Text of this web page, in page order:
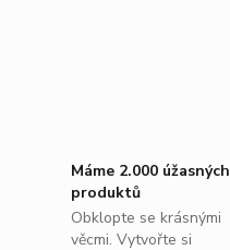
Máme 2.000 úžasných
produktů
Obklopte se krásnými
věcmi. Vytvořte si